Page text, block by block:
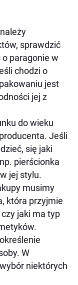
sprawdzić
paragonie w
chodzi o
jest
jej z
do wieku
Jeśli
się jaki
pierścionka
jej stylu.
musimy
która przyjmie
jaki ma typ
W
niektórych